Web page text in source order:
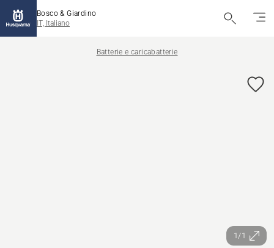
Bosco & Giardino
IT, Italiano
Batterie e caricabatterie
1/1